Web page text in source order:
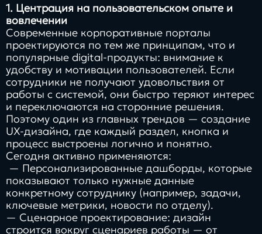
1. Центрация на пользовательском опыте и
вовлечении
Современные корпоративные порталы
проектируются по тем же принципам, что и
популярные digital-продукты: внимание к
удобству и мотивации пользователей. Если
сотрудники не получают удовольствия от
работы с системой, они быстро теряют интерес
и переключаются на сторонние решения.
Поэтому один из главных трендов — создание
UX-дизайна, где каждый раздел, кнопка и
процесс выстроены логично и понятно.
Сегодня активно применяются:
— Персонализированные дашборды, которые
показывают только нужные данные
конкретному сотруднику (например, задачи,
ключевые метрики, новости по отделу).
— Сценарное проектирование: дизайн
строится вокруг сценариев работы — от